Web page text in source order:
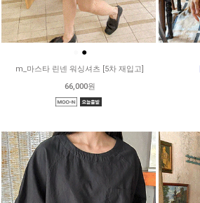
●
m_마스타 린넨 워싱셔츠 [5차 재입고]
66,000원